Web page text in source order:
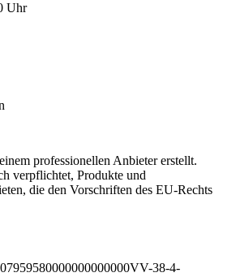
Uhr
professionellen Anbieter erstellt.
verpflichtet, Produkte und
die den Vorschriften des EU-Rechts
38-4-